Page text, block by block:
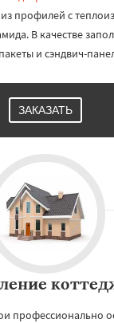
из профилей с
В качестве
и сэндвич-
ЗАКАЗАТЬ
профессионально